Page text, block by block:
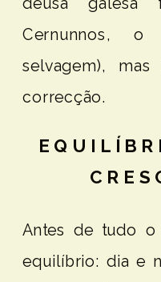
Cernunnos,
selvagem),
correcção.
Antes de tudo o
equilíbrio: dia e